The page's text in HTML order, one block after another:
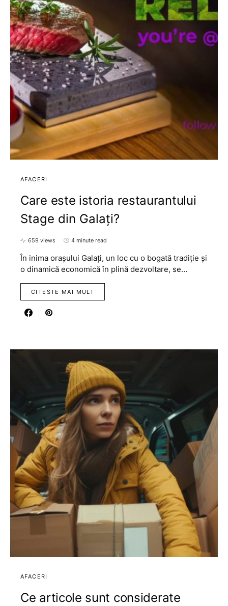
AFACERI
Care este istoria restaurantului
Stage din Galați?
659 views 4 minute read
În inima orașului Galați, un loc cu o bogată tradiție și
o dinamică economică în plină dezvoltare, se…
CITESTE MAI MULT
AFACERI
Ce articole sunt considerate